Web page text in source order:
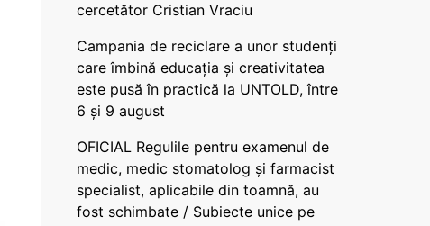
cercetător Cristian Vraciu
Campania de reciclare a unor studenți
care îmbină educația și creativitatea
este pusă în practică la UNTOLD, între
6 și 9 august
OFICIAL Regulile pentru examenul de
medic, medic stomatolog și farmacist
specialist, aplicabile din toamnă, au
fost schimbate / Subiecte unice pe